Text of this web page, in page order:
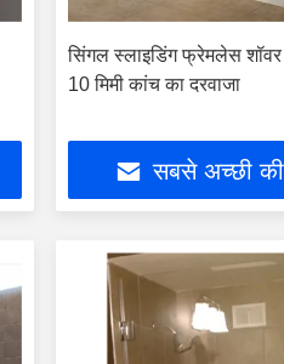
सिंगल स्लाइडिंग फ्रेमलेस
10 मिमी कांच का दरवाजा
सबसे अच्छी